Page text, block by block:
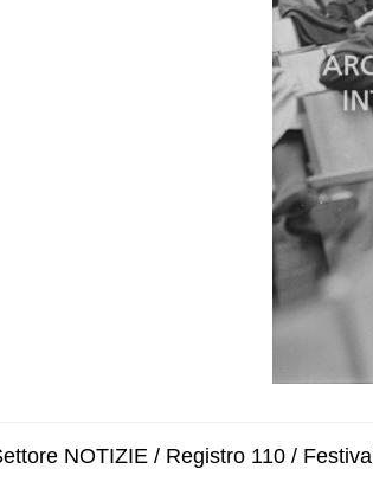
NOTIZIE / Registro 110 / Festival